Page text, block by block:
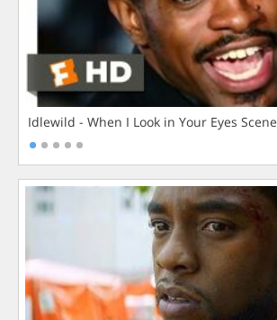
Idlewild - When I Look in Your Eyes Scene